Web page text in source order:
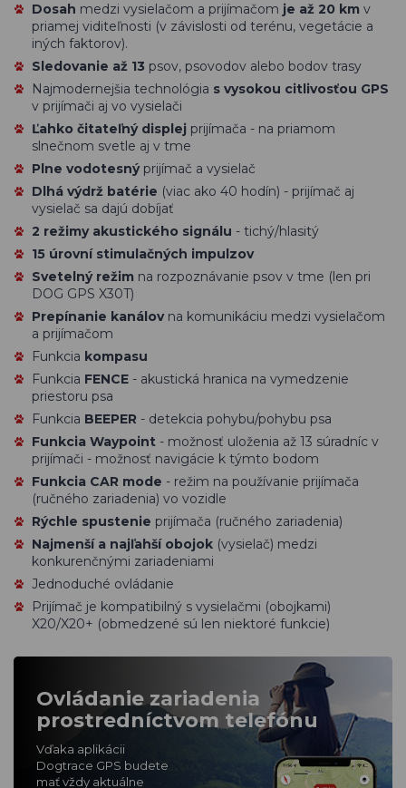
Dosah medzi vysielačom a prijímačom je až 20 km v
priamej viditeľnosti (v závislosti od terénu, vegetácie a
iných faktorov).
Sledovanie až 13 psov, psovodov alebo bodov trasy
Najmodernejšia technológia s vysokou citlivosťou GPS
v prijímači aj vo vysielači
Ľahko čitateľný displej prijímača - na priamom
slnečnom svetle aj v tme
Plne vodotesný prijímač a vysielač
Dlhá výdrž batérie (viac ako 40 hodín) - prijímač aj
vysielač sa dajú dobíjať
2 režimy akustického signálu - tichý/hlasitý
15 úrovní stimulačných impulzov
Svetelný režim na rozpoznávanie psov v tme (len pri
DOG GPS X30T)
Prepínanie kanálov na komunikáciu medzi vysielačom
a prijímačom
Funkcia kompasu
Funkcia FENCE - akustická hranica na vymedzenie
priestoru psa
Funkcia BEEPER - detekcia pohybu/pohybu psa
Funkcia Waypoint - možnosť uloženia až 13 súradníc v
prijímači - možnosť navigácie k týmto bodom
Funkcia CAR mode - režim na používanie prijímača
(ručného zariadenia) vo vozidle
Rýchle spustenie prijímača (ručného zariadenia)
Najmenší a najľahší obojok (vysielač) medzi
konkurenčnými zariadeniami
Jednoduché ovládanie
Prijímač je kompatibilný s vysielačmi (obojkami)
X20/X20+ (obmedzené sú len niektoré funkcie)
Ovládanie zariadenia
prostredníctvom telefónu
Vďaka aplikácii
Dogtrace GPS budete
mať vždy aktuálne